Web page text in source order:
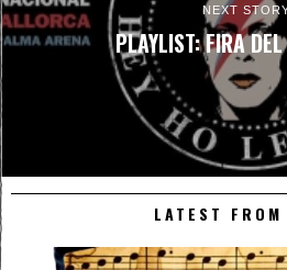
NEXT
PLAYLIST: FIRA
LATEST FROM